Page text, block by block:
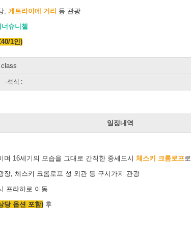
, 게트라이데 거리 등 관광
슈니첼
1인)
·석식 :
일정내역
며 16세기의 모습을 그대로 간직한 중세도시 체스키 크롬로프로
장, 체스키 크롬로프 성 외관 등 구시가지 관광
프라하로 이동
당 옵션 포함) 후